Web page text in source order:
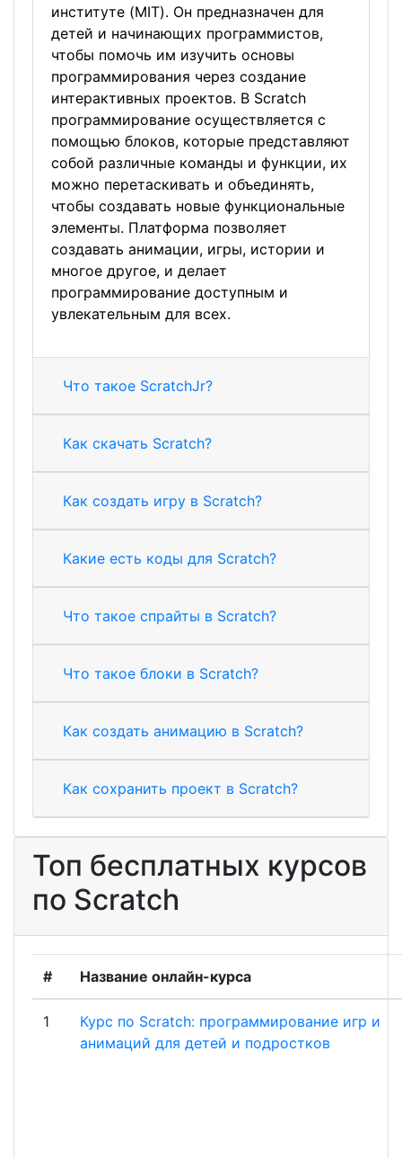
институте (MIT). Он предназначен для
детей и начинающих программистов,
чтобы помочь им изучить основы
программирования через создание
интерактивных проектов. В Scratch
программирование осуществляется с
помощью блоков, которые представляют
собой различные команды и функции, их
можно перетаскивать и объединять,
чтобы создавать новые функциональные
элементы. Платформа позволяет
создавать анимации, игры, истории и
многое другое, и делает
программирование доступным и
увлекательным для всех.
Что такое ScratchJr?
Как скачать Scratch?
Как создать игру в Scratch?
Какие есть коды для Scratch?
Что такое спрайты в Scratch?
Что такое блоки в Scratch?
Как создать анимацию в Scratch?
Как сохранить проект в Scratch?
Топ бесплатных курсов
по Scratch
# Название онлайн-курса
1
Курс по Scratch: программирование игр и
анимаций для детей и подростков